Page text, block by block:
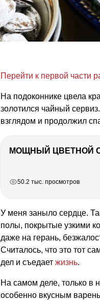
Перейти к первой части
На подоконнике цвела
золотился чайный
взглядом и продолжил
МОЩНЫЙ ЦВЕТНОЙ
50.2 тыс. просмотров
У меня заныло сердце.
полы, покрытые узкими
даже на герань,
Считалось, что это тот
дел и съедает жизнь.
На самом деле, только в
особенно вкусным